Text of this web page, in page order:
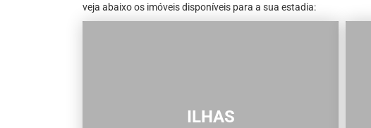
veja abaixo os imóveis disponíveis para a sua estadia:
ILHAS